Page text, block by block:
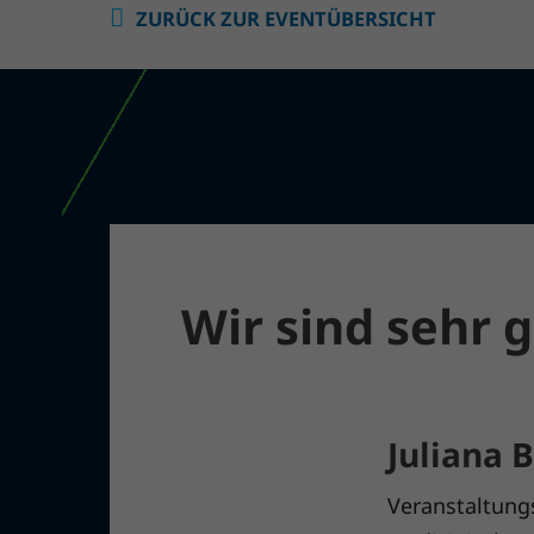
ZURÜCK ZUR EVENTÜBERSICHT
Wir sind sehr
Juliana